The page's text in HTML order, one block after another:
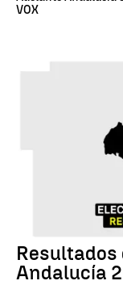
VOX
Resultados
Andalucía